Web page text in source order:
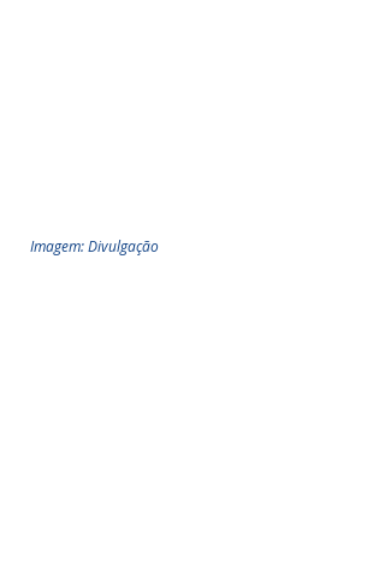
Imagem: Divulgação